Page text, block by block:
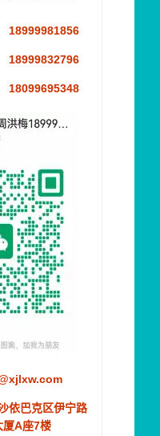
18999981856
18999832796
18099695348
依巴克区伊宁路
厦A座7楼